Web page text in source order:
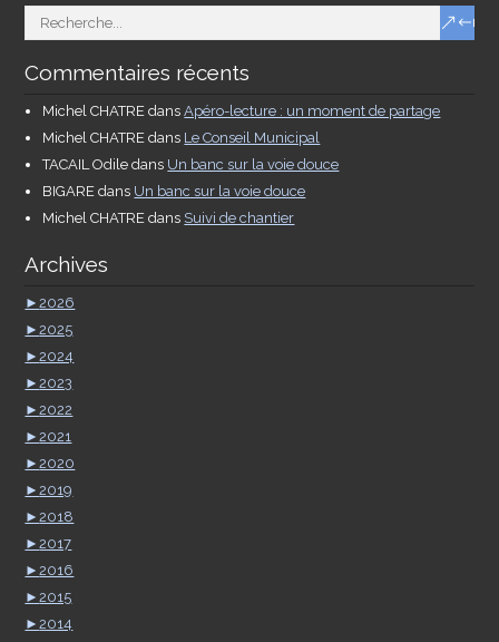
Commentaires récents
Michel CHATRE dansApéro-lecture : un moment de partage
Michel CHATRE dans Le Conseil Municipal
TACAIL Odile dans Un banc sur la voie douce
BIGARE dans Un banc sur la voie douce
Michel CHATRE dans Suivi de chantier
Archives
►2026
►2025
►2024
►2023
►2022
►2021
►2020
►2019
►2018
►2017
►2016
►2015
►2014